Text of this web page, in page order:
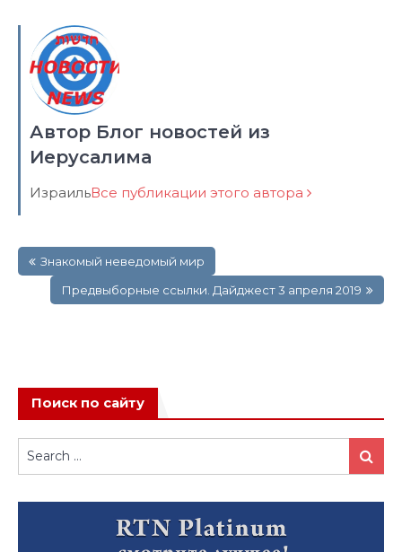
Автор Блог новостей из
Иерусалима
ИзраильВсе публикации этого автора
по
записям
Знакомый неведомый мир
Предвыборные ссылки. Дайджест 3 апреля 2019
Поиск по сайту
Search
for:
Search